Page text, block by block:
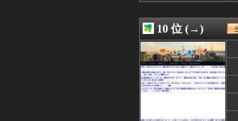
08/07 22:18
08/07 22:15
08/07 22:15
08/07 22:12
08/07 22:09
08/07 22:06
10 位 (→)